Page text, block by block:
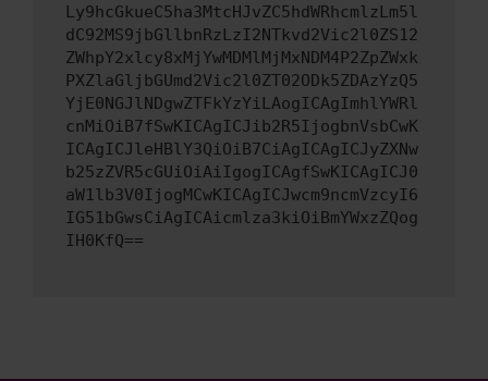
Ly9hcGkueC5ha3MtcHJvZC5hdWRhcmlzLm5l
dC92MS9jbGllbnRzLzI2NTkvd2Vic2l0ZS12
ZWhpY2xlcy8xMjYwMDMlMjMxNDM4P2ZpZWxk
PXZlaGljbGUmd2Vic2l0ZT02ODk5ZDAzYzQ5
YjE0NGJlNDgwZTFkYzYiLAogICAgImhlYWRl
cnMiOiB7fSwKICAgICJib2R5IjogbnVsbCwK
ICAgICJleHBlY3QiOiB7CiAgICAgICJyZXNw
b25zZVR5cGUiOiAiIgogICAgfSwKICAgICJ0
aW1lb3V0IjogMCwKICAgICJwcm9ncmVzcyI6
IG51bGwsCiAgICAicmlza3kiOiBmYWxzZQog
IH0KfQ==